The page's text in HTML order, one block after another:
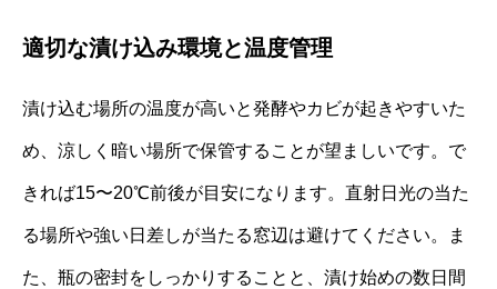
適切な漬け込み環境と温度管理
漬け込む場所の温度が高いと発酵やカビが起きやすいた
め、涼しく暗い場所で保管することが望ましいです。で
きれば15〜20℃前後が目安になります。直射日光の当た
る場所や強い日差しが当たる窓辺は避けてください。ま
た、瓶の密封をしっかりすることと、漬け始めの数日間